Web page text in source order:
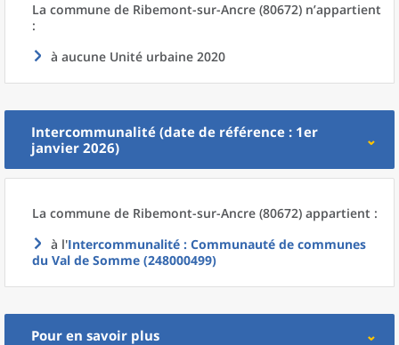
La commune de Ribemont-sur-Ancre (80672) n’appartient
:
à aucune Unité urbaine 2020
Intercommunalité (date de référence : 1er
janvier 2026)
La commune de Ribemont-sur-Ancre (80672) appartient :
à l'Intercommunalité : Communauté de communes
du Val de Somme (248000499)
Pour en savoir plus